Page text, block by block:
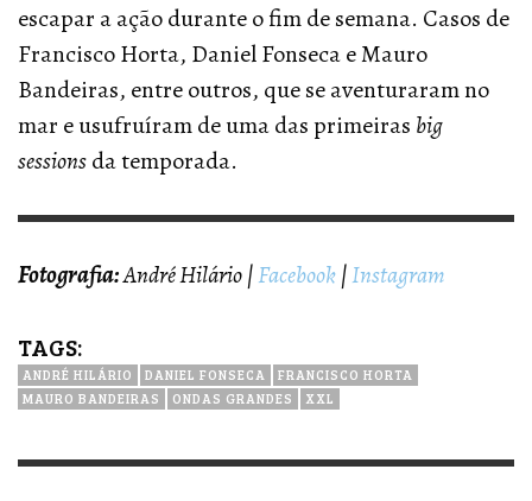
escapar a ação durante o fim de semana. Casos de
Francisco Horta, Daniel Fonseca e Mauro
Bandeiras, entre outros, que se aventuraram no
mar e usufruíram de uma das primeiras big
sessionsda temporada.
Fotografia:André Hilário |Facebook|Instagram
TAGS:
ANDRÉ HILÁRIO DANIEL FONSECA
FRANCISCO HORTA
MAURO BANDEIRAS
ONDAS GRANDES XXL